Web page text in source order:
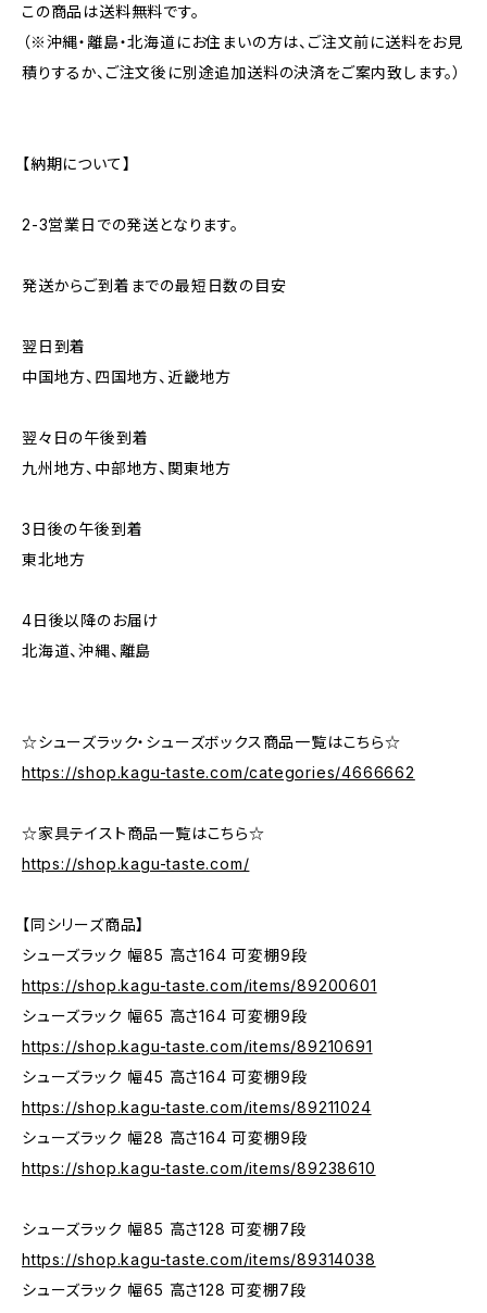
この商品は送料無料です。
（※沖縄・離島・北海道にお住まいの方は、ご注文前に送料をお見
積りするか、ご注文後に別途追加送料の決済をご案内致します。）
【納期について】
2-3営業日での発送となります。
発送からご到着までの最短日数の目安
翌日到着
中国地方、四国地方、近畿地方
翌々日の午後到着
九州地方、中部地方、関東地方
3日後の午後到着
東北地方
4日後以降のお届け
北海道、沖縄、離島
☆シューズラック・シューズボックス商品一覧はこちら☆
https://shop.kagu-taste.com/categories/4666662
☆家具テイスト商品一覧はこちら☆
https://shop.kagu-taste.com/
【同シリーズ商品】
シューズラック 幅85 高さ164 可変棚9段
https://shop.kagu-taste.com/items/89200601
シューズラック 幅65 高さ164 可変棚9段
https://shop.kagu-taste.com/items/89210691
シューズラック 幅45 高さ164 可変棚9段
https://shop.kagu-taste.com/items/89211024
シューズラック 幅28 高さ164 可変棚9段
https://shop.kagu-taste.com/items/89238610
シューズラック 幅85 高さ128 可変棚7段
https://shop.kagu-taste.com/items/89314038
シューズラック 幅65 高さ128 可変棚7段